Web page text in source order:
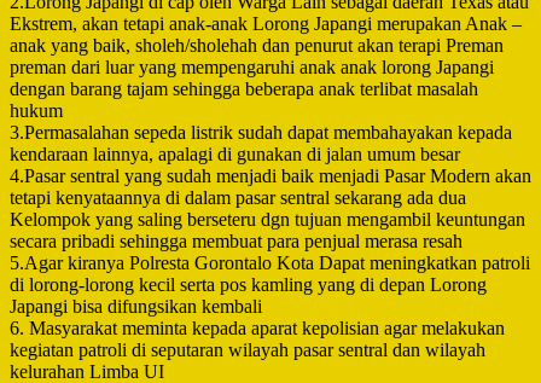
Ekstrem, akan tetapi anak-anak Lorong Japangi merupakan Anak –
anak yang baik, sholeh/sholehah dan penurut akan terapi Preman
preman dari luar yang mempengaruhi anak anak lorong Japangi
dengan barang tajam sehingga beberapa anak terlibat masalah
hukum
3.Permasalahan sepeda listrik sudah dapat membahayakan kepada
kendaraan lainnya, apalagi di gunakan di jalan umum besar
4.Pasar sentral yang sudah menjadi baik menjadi Pasar Modern akan
tetapi kenyataannya di dalam pasar sentral sekarang ada dua
Kelompok yang saling berseteru dgn tujuan mengambil keuntungan
secara pribadi sehingga membuat para penjual merasa resah
5.Agar kiranya Polresta Gorontalo Kota Dapat meningkatkan patroli
di lorong-lorong kecil serta pos kamling yang di depan Lorong
Japangi bisa difungsikan kembali
6. Masyarakat meminta kepada aparat kepolisian agar melakukan
kegiatan patroli di seputaran wilayah pasar sentral dan wilayah
kelurahan Limba UI